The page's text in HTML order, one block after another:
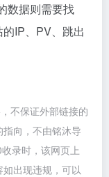
数据则需要找
IP、PV、跳出
不保证外部链接的
向，不由铭沐导
录时，该网页上
出现违规，可以